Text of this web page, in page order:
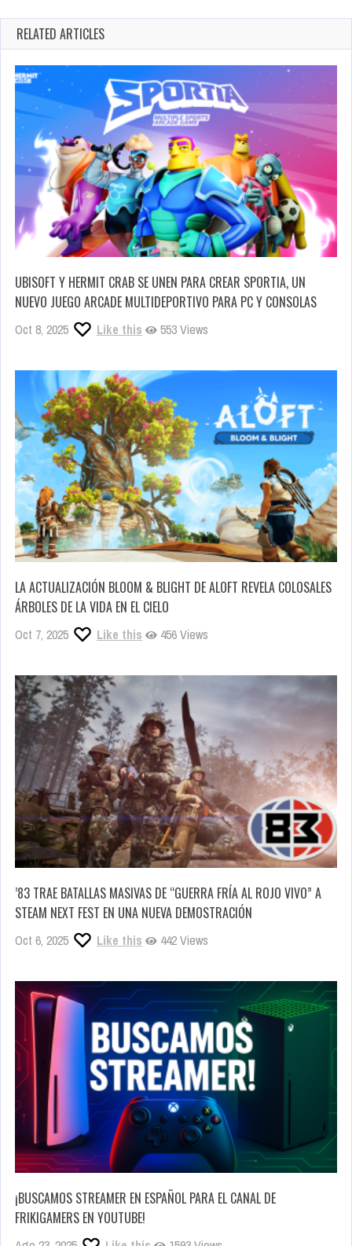
RELATED ARTICLES
UBISOFT Y HERMIT CRAB SE UNEN PARA CREAR SPORTIA, UN
NUEVO JUEGO ARCADE MULTIDEPORTIVO PARA PC Y CONSOLAS
Oct 8, 2025 Like this 553 Views
LA ACTUALIZACIÓN BLOOM & BLIGHT DE ALOFT REVELA COLOSALES
ÁRBOLES DE LA VIDA EN EL CIELO
Oct 7, 2025 Like this 456 Views
’83 TRAE BATALLAS MASIVAS DE “GUERRA FRÍA AL ROJO VIVO” A
STEAM NEXT FEST EN UNA NUEVA DEMOSTRACIÓN
Oct 6, 2025 Like this 442 Views
¡BUSCAMOS STREAMER EN ESPAÑOL PARA EL CANAL DE
FRIKIGAMERS EN YOUTUBE!